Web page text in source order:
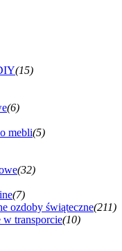
(15)
(6)
mebli(5)
(32)
(7)
ozdoby świąteczne(211)
w transporcie(10)